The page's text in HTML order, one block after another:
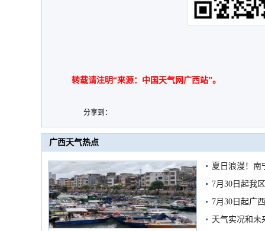
转载请注明“来源：中国天气网广西站”。
分享到：
广西天气热点
夏日浪漫！南
7月30日起我
7月30日起广
天气实况和未